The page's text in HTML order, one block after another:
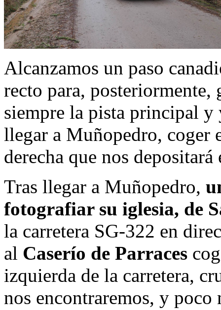
Alcanzamos un paso
recto para,
siempre la pista principal y
llegar a Muñopedro, coger
derecha que nos
Tras llegar a Muñopedro,
fotografiar su iglesia, de
la carretera SG-322 en
al Caserío de Parraces
izquierda de la carretera,
nos encontraremos, y poco